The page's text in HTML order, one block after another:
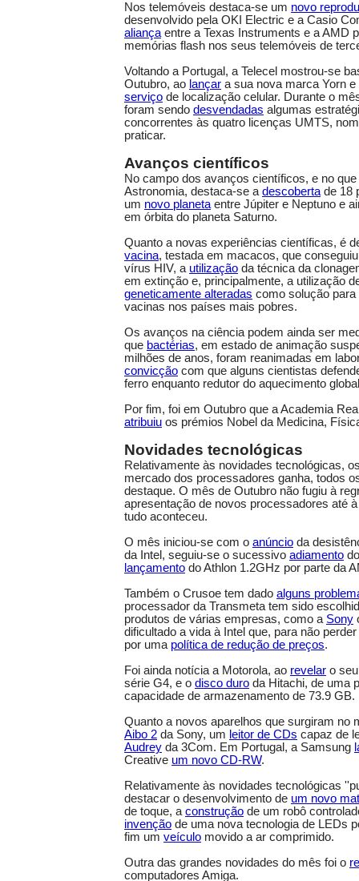
Nos telemóveis destaca-se um novo
desenvolvido pela OKI Electric e a Casio
aliança entre a Texas Instruments e a AMD
memórias flash nos seus telemóveis de
Voltando a Portugal, a Telecel mostrou-se
Outubro, ao lançar a sua nova marca Yorn
serviço de localização celular. Durante o
foram sendo desvendadas algumas
concorrentes às quatro licenças UMTS,
praticar.
Avanços científicos
No campo dos avanços científicos, e no
Astronomia, destaca-se a descoberta de 18
um novo planeta entre Júpiter e Neptuno e
em órbita do planeta Saturno.
Quanto a novas experiências científicas, é
vacina, testada em macacos, que
vírus HIV, a utilização da técnica da
em extinção e, principalmente, a utilização
geneticamente alteradas como solução
vacinas nos países mais pobres.
Os avanços na ciência podem ainda ser
que bactérias, em estado de animação
milhões de anos, foram reanimadas em
convicção com que alguns cientistas
ferro enquanto redutor do aquecimento
Por fim, foi em Outubro que a Academia
atribuiu os prémios Nobel da Medicina,
Novidades tecnológicas
Relativamente às novidades tecnológicas,
mercado dos processadores ganha, todos
destaque. O mês de Outubro não fugiu à
apresentação de novos processadores até
tudo aconteceu.
O mês iniciou-se com o anúncio da
da Intel, seguiu-se o sucessivo adiamento
lançamento do Athlon 1.2GHz por parte da
Também o Crusoe tem dado alguns
processador da Transmeta tem sido
produtos de várias empresas, como a Sony
dificultado a vida à Intel que, para não
por uma política de redução de preços.
Foi ainda notícia a Motorola, ao revelar o
série G4, e o disco duro da Hitachi, de uma
capacidade de armazenamento de 73.9 GB.
Quanto a novos aparelhos que surgiram no
Aibo 2 da Sony, um leitor de CDs capaz de
Audrey da 3Com. Em Portugal, a Samsung
Creative um novo CD-RW.
Relativamente às novidades tecnológicas
destacar o desenvolvimento de um novo
de toque, a construção de um robô
invenção de uma nova tecnologia de LEDs
fim um veículo movido a ar comprimido.
Outra das grandes novidades do mês foi o
computadores Amiga.